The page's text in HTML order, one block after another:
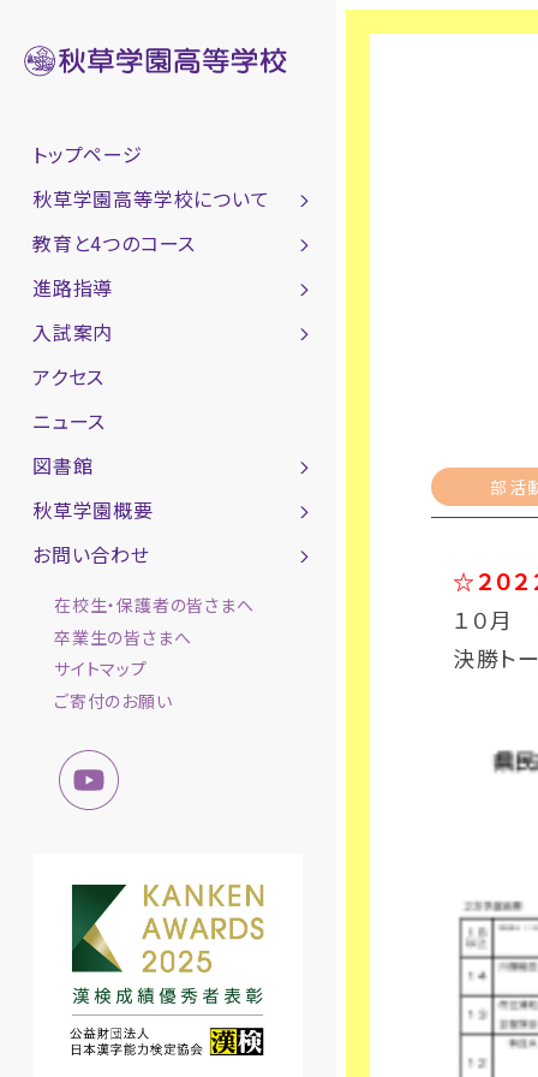
トップページ
秋草学園高等学校について
教育と4つのコース
進路指導
入試案内
アクセス
ニュース
図書館
秋草学園概要
お問い合わせ
在校生・保護者の皆さまへ
卒業生の皆さまへ
サイトマップ
ご寄付のお願い
部活
☆２０
１０月
決勝ト